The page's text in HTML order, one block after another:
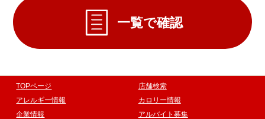
一覧で確認
TOPページ
店舗検索
アレルギー情報
カロリー情報
企業情報
アルバイト募集